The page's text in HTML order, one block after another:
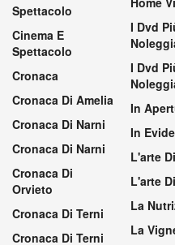
Spettacolo
Cinema E
Spettacolo
Cronaca
Cronaca Di Amelia
Cronaca Di Narni
Cronaca Di Narni
Cronaca Di
Orvieto
Cronaca Di Terni
Cronaca Di Terni
I Dvd
I Dvd
In
In
L'arte
L'arte
La
La